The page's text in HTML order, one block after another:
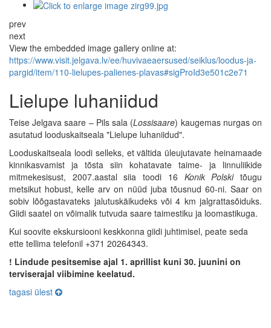
prev
next
View the embedded image gallery online at:
https://www.visit.jelgava.lv/ee/huvivaeaersused/seiklus/loodus-ja-
pargid/item/110-lielupes-palienes-plavas#sigProId3e501c2e71
Lielupe luhaniidud
Teise Jelgava saare – Pils sala (Lossisaare) kaugemas nurgas on
asutatud looduskaitseala "Lielupe luhaniidud".
Looduskaitseala loodi selleks, et vältida üleujutavate heinamaade
kinnikasvamist ja tõsta siin kohatavate taime- ja linnuliikide
mitmekesisust, 2007.aastal siia toodi 16 Konik Polskitõugu
metsikut hobust, kelle arv on nüüd juba tõusnud 60-ni. Saar on
sobiv lõõgastavateks jalutuskäikudeks või 4 km jalgrattasõiduks.
Giidi saatel on võimalik tutvuda saare taimestiku ja loomastikuga.
Kui soovite ekskursiooni keskkonna giidi juhtimisel, peate seda
ette tellima telefonil +371 20264343.
! Lindude pesitsemise ajal 1. aprillist kuni 30. juunini on
terviserajal viibimine keelatud.
tagasi ülest